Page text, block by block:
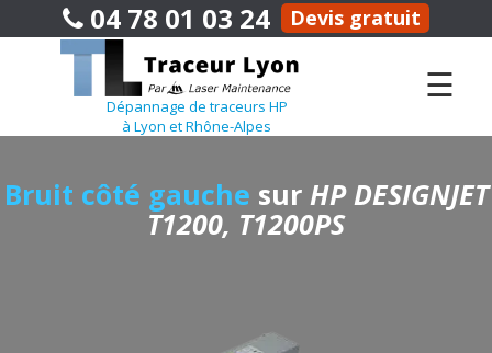
04 78 01 03 24 Devis gratuit
Dépannage de traceurs HP
à Lyon et Rhône-Alpes
☰
Bruit côté gauche sur HP DESIGNJET
T1200, T1200PS